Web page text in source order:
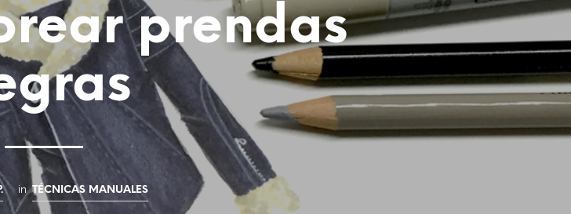
prendas
in TÉCNICAS MANUALES